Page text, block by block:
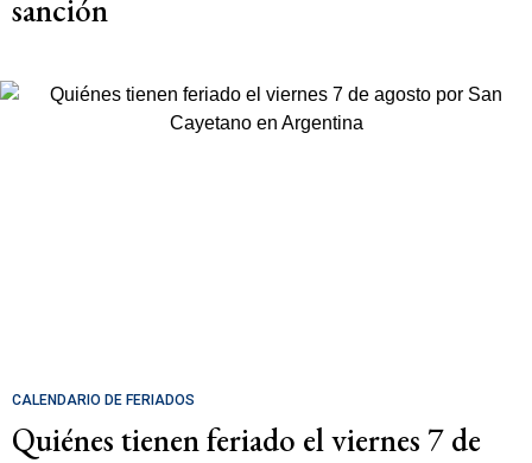
sanción
CALENDARIO DE FERIADOS
Quiénes tienen feriado el viernes 7 de